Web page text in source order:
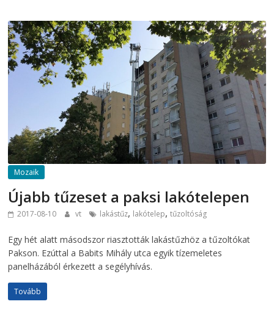
Mozaik
Újabb tűzeset a paksi lakótelepen
2017-08-10 vt lakástűz, lakótelep,tűzoltóság
Egy hét alatt másodszor riasztották lakástűzhöz a tűzoltókat
Pakson. Ezúttal a Babits Mihály utca egyik tízemeletes
panelházából érkezett a segélyhívás.
Tovább